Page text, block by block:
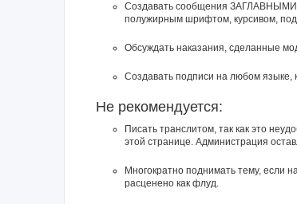
Cоздавать сообщения ЗАГЛАВНЫМИ
полужирным шрифтом, курсивом,
Обсуждать наказания, сделанные
Создавать подписи на любом языке,
Не рекомендуется:
Писать транслитом, так как это
этой странице. Администрация
Многократно поднимать тему, если
расценено как флуд.